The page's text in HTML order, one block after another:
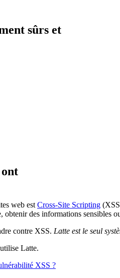
sûrs et
ont
web est Cross-Site Scripting
des informations sensibles
contre XSS. Latte est le seul
Latte.
XSS ?